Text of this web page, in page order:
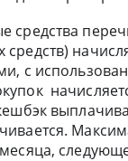
средства
с